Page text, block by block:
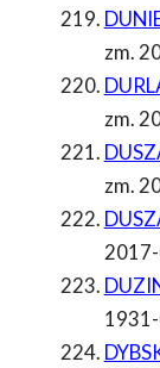
zm.
zm.
zm.